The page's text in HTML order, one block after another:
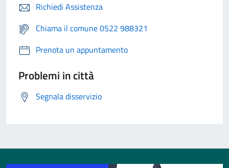
Richiedi Assistenza
Chiama il comune 0522 988321
Prenota un appuntamento
Problemi in città
Segnala disservizio